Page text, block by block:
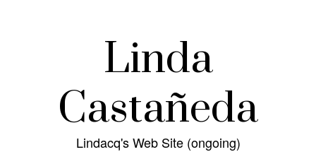
Linda
Castañeda
Lindacq's Web Site (ongoing)